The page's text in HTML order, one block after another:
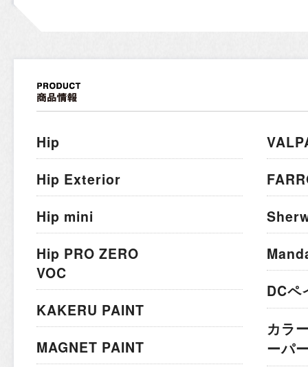
Hip
Hip Exterior
Hip mini
Hip PRO ZERO
VOC
KAKERU PAINT
MAGNET PAINT
DCペ
カラ
ーパ